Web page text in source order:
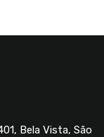
Bela Vista, São